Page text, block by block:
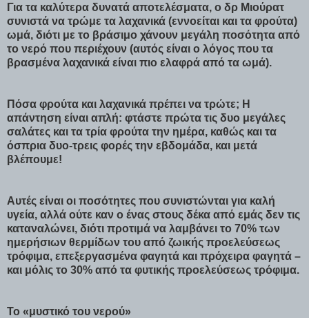
Για τα καλύτερα δυνατά αποτελέσματα, ο δρ Μιούρατ
συνιστά να τρώμε τα λαχανικά (εννοείται και τα φρούτα)
ωμά, διότι με το βράσιμο χάνουν μεγάλη ποσότητα από
το νερό που περιέχουν (αυτός είναι ο λόγος που τα
βρασμένα λαχανικά είναι πιο ελαφρά από τα ωμά).
Πόσα φρούτα και λαχανικά πρέπει να τρώτε; Η
απάντηση είναι απλή: φτάστε πρώτα τις δυο μεγάλες
σαλάτες και τα τρία φρούτα την ημέρα, καθώς και τα
όσπρια δυο-τρεις φορές την εβδομάδα, και μετά
βλέπουμε!
Αυτές είναι οι ποσότητες που συνιστώνται για καλή
υγεία, αλλά ούτε καν ο ένας στους δέκα από εμάς δεν τις
καταναλώνει, διότι προτιμά να λαμβάνει το 70% των
ημερήσιων θερμίδων του από ζωικής προελεύσεως
τρόφιμα, επεξεργασμένα φαγητά και πρόχειρα φαγητά –
και μόλις το 30% από τα φυτικής προελεύσεως τρόφιμα.
Το «μυστικό του νερού»